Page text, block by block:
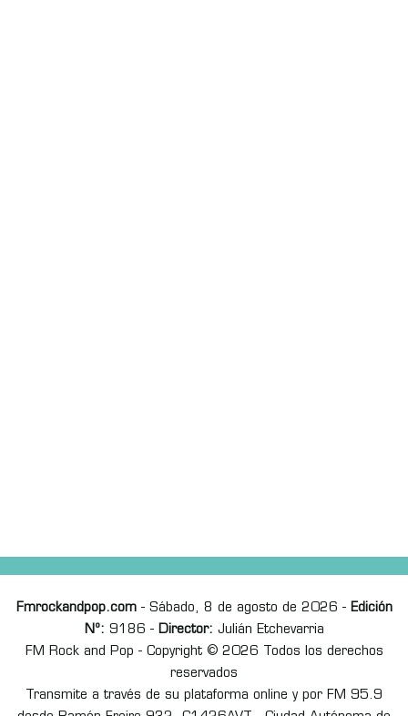
Fmrockandpop.com- Sábado, 8 de agosto de 2026 - Edición
Nº: 9186 - Director: Julián Etchevarria
FM Rock and Pop - Copyright © 2026 Todos los derechos
reservados
Transmite a través de su plataforma online y por FM 95.9